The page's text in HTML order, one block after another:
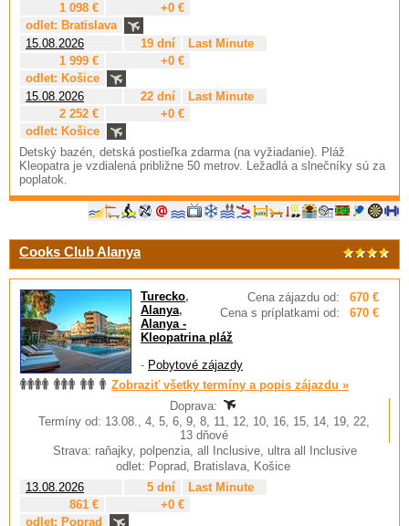
1 098 €
+0 €
odlet: Bratislava
15.08.2026
19 dní
Last Minute
1 999 €
+0 €
odlet: Košice
15.08.2026
22 dní
Last Minute
2 252 €
+0 €
odlet: Košice
Detský bazén, detská postieľka zdarma (na vyžiadanie). Pláž
Kleopatra je vzdialená približne 50 metrov. Ležadlá a slnečníky sú za
poplatok.
Cooks Club Alanya
Cena zájazdu od:
670 €
Cena s príplatkami od:
670 €
Turecko,
Alanya,
Alanya -
Kleopatrina pláž
- Pobytové zájazdy
Zobraziť všetky termíny a popis zájazdu »
Doprava:
Termíny od: 13.08., 4, 5, 6, 9, 8, 11, 12, 10, 16, 15, 14, 19, 22,
13 dňové
Strava: raňajky, polpenzia, all Inclusive, ultra all Inclusive
odlet: Poprad, Bratislava, Košice
13.08.2026
5 dní
Last Minute
861 €
+0 €
odlet: Poprad